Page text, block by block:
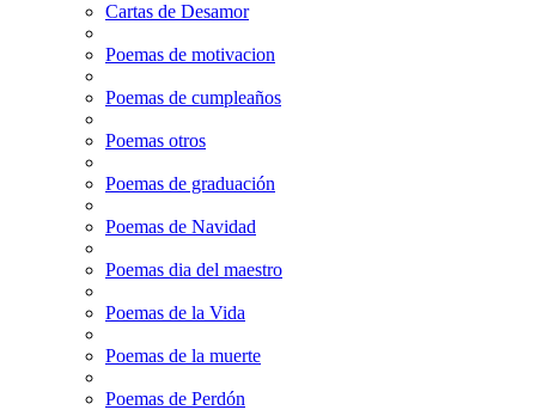
Cartas de Desamor
Poemas de motivacion
Poemas de cumpleaños
Poemas otros
Poemas de graduación
Poemas de Navidad
Poemas dia del maestro
Poemas de la Vida
Poemas de la muerte
Poemas de Perdón